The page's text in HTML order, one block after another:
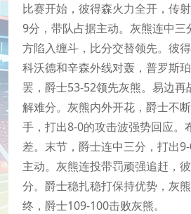
比赛开始，彼得森火力全开，传
9分，带队占据主动。灰熊连中三
方陷入缠斗，比分交替领先。彼
科沃德和辛森外线对轰，普罗斯
罢，爵士53-52领先灰熊。易边再
解难分。灰熊内外开花，爵士不
手，打出8-0的攻击波强势回应。
差。末节，爵士连中三分，打出
主动。灰熊连投带罚顽强追赶，
分。爵士稳扎稳打保持优势，灰
终，爵士109-100击败灰熊。